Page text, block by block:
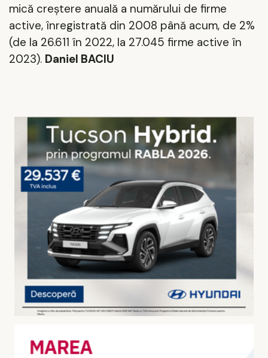
mică creştere anuală a numărului de firme
active, înregistrată din 2008 până acum, de 2%
(de la 26.611 în 2022, la 27.045 firme active în
2023). Daniel BACIU